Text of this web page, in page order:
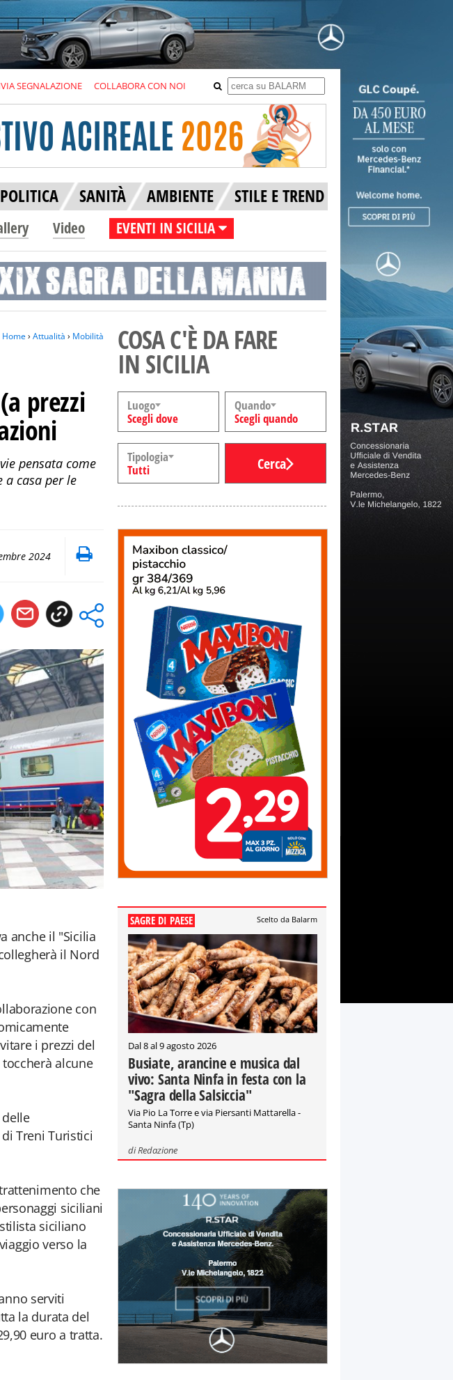
SEGNALAZIONE COLLABORA CON NOI
POLITICA SANITÀ AMBIENTE STILE E TREND
Video EVENTI IN SICILIA
Home› Attualità › Mobilità
prezzi
pensata come
casa per le
2024
anche il "Sicilia
il Nord
con
i prezzi del
toccherà alcune
Treni Turistici
che
siciliani
siciliano
verso la
serviti
la durata del
euro a tratta.
COSA C'È DA FARE
IN SICILIA
Luogo
Scegli dove
Quando
Scegli quando
Tipologia
Tutti
Cerca
SAGRE DI PAESE Scelto da Balarm
Dal 8 al 9 agosto 2026
Busiate, arancine e musica dal
vivo: Santa Ninfa in festa con la
"Sagra della Salsiccia"
Via Pio La Torre e via Piersanti Mattarella -
Santa Ninfa (Tp)
diRedazione